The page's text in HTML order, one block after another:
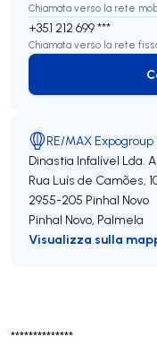
**************
Chiamata verso la rete
+351 212 699 ***
Chiamata verso la rete
RE/MAX
Dinastia Infalível Lda.
Rua Luís de Camões,
2955-205 Pinhal Novo
Pinhal Novo, Palmela
Visualizza sulla